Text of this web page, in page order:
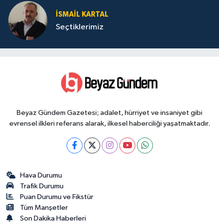
İSMAIL KARTAL
Seçtiklerimiz
Beyaz Gündem Gazetesi; adalet, hürriyet ve insaniyet gibi
evrensel ilkleri referans alarak, ilkesel haberciliği yaşatmaktadır.
Hava Durumu
Trafik Durumu
Puan Durumu ve Fikstür
Tüm Manşetler
Son Dakika Haberleri